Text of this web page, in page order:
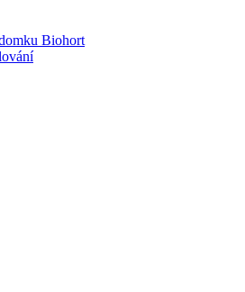
Biohort